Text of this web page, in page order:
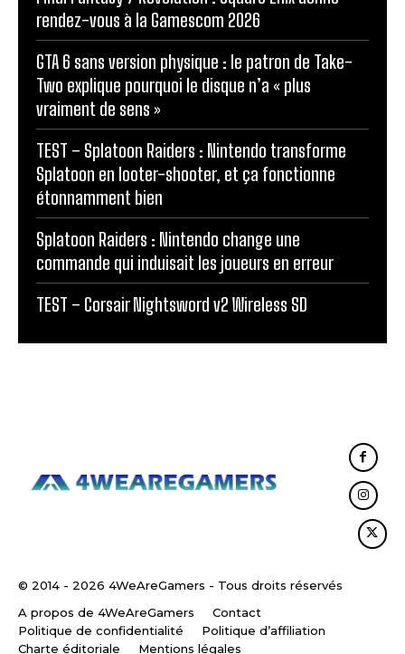
rendez-vous à la Gamescom 2026
GTA 6 sans version physique : le patron de Take-
Two explique pourquoi le disque n’a « plus
vraiment de sens »
TEST – Splatoon Raiders : Nintendo transforme
Splatoon en looter-shooter, et ça fonctionne
étonnamment bien
Splatoon Raiders : Nintendo change une
commande qui induisait les joueurs en erreur
TEST – Corsair Nightsword v2 Wireless SD
© 2014 - 2026 4WeAreGamers - Tous droits réservés
A propos de 4WeAreGamers
Contact
Politique de confidentialité
Politique d’affiliation
Charte éditoriale
Mentions légales